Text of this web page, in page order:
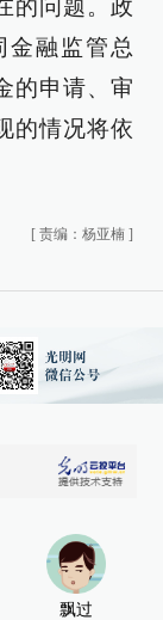
的问题。政
融监管总
的申请、审
的情况将依
[ 责编：杨亚楠 ]
飘过